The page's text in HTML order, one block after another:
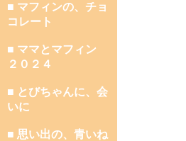
■ マフィンの、チョ
コレート
■ ママとマフィン
２０２４
■ とびちゃんに、会
いに
■ 思い出の、青いね